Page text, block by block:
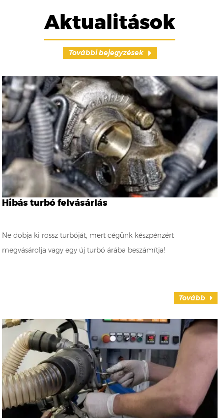
Aktualitások
További bejegyzések
Hibás turbó felvásárlás
Ne dobja ki rossz turbóját, mert cégünk készpénzért
megvásárolja vagy egy új turbó árába beszámítja!
Tovább